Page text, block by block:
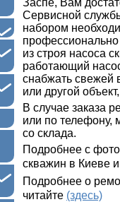
Сервисной
набором
из строя насоса
работающий
снабжать свежей
или другой
В случае заказа
или по телефону,
со склада.
Подробнее с
скважин в Киеве
Подробнее о
читайте (здесь)